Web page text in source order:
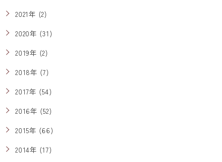
2021年 (2)
2020年 (31)
2019年 (2)
2018年 (7)
2017年 (54)
2016年 (52)
2015年 (66)
2014年 (17)